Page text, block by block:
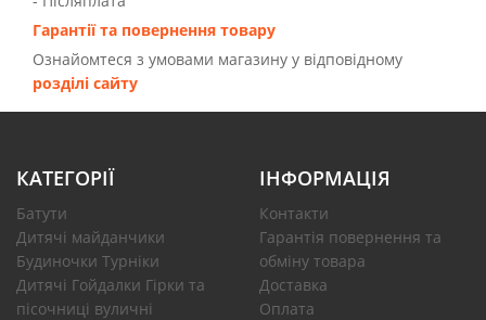
Гарантії та повернення товару
Ознайомтеся з умовами магазину у відповідному
розділі сайту
КАТЕГОРІЇ
Батути
Дитячі майданчики
Будиночки Турніки
Дитячі Гойдалки Гірки та
пісочниці вуличні
ІНФОРМАЦІЯ
Контакти
Гарантія повернення та
обміну товара
Доставка
Оплата